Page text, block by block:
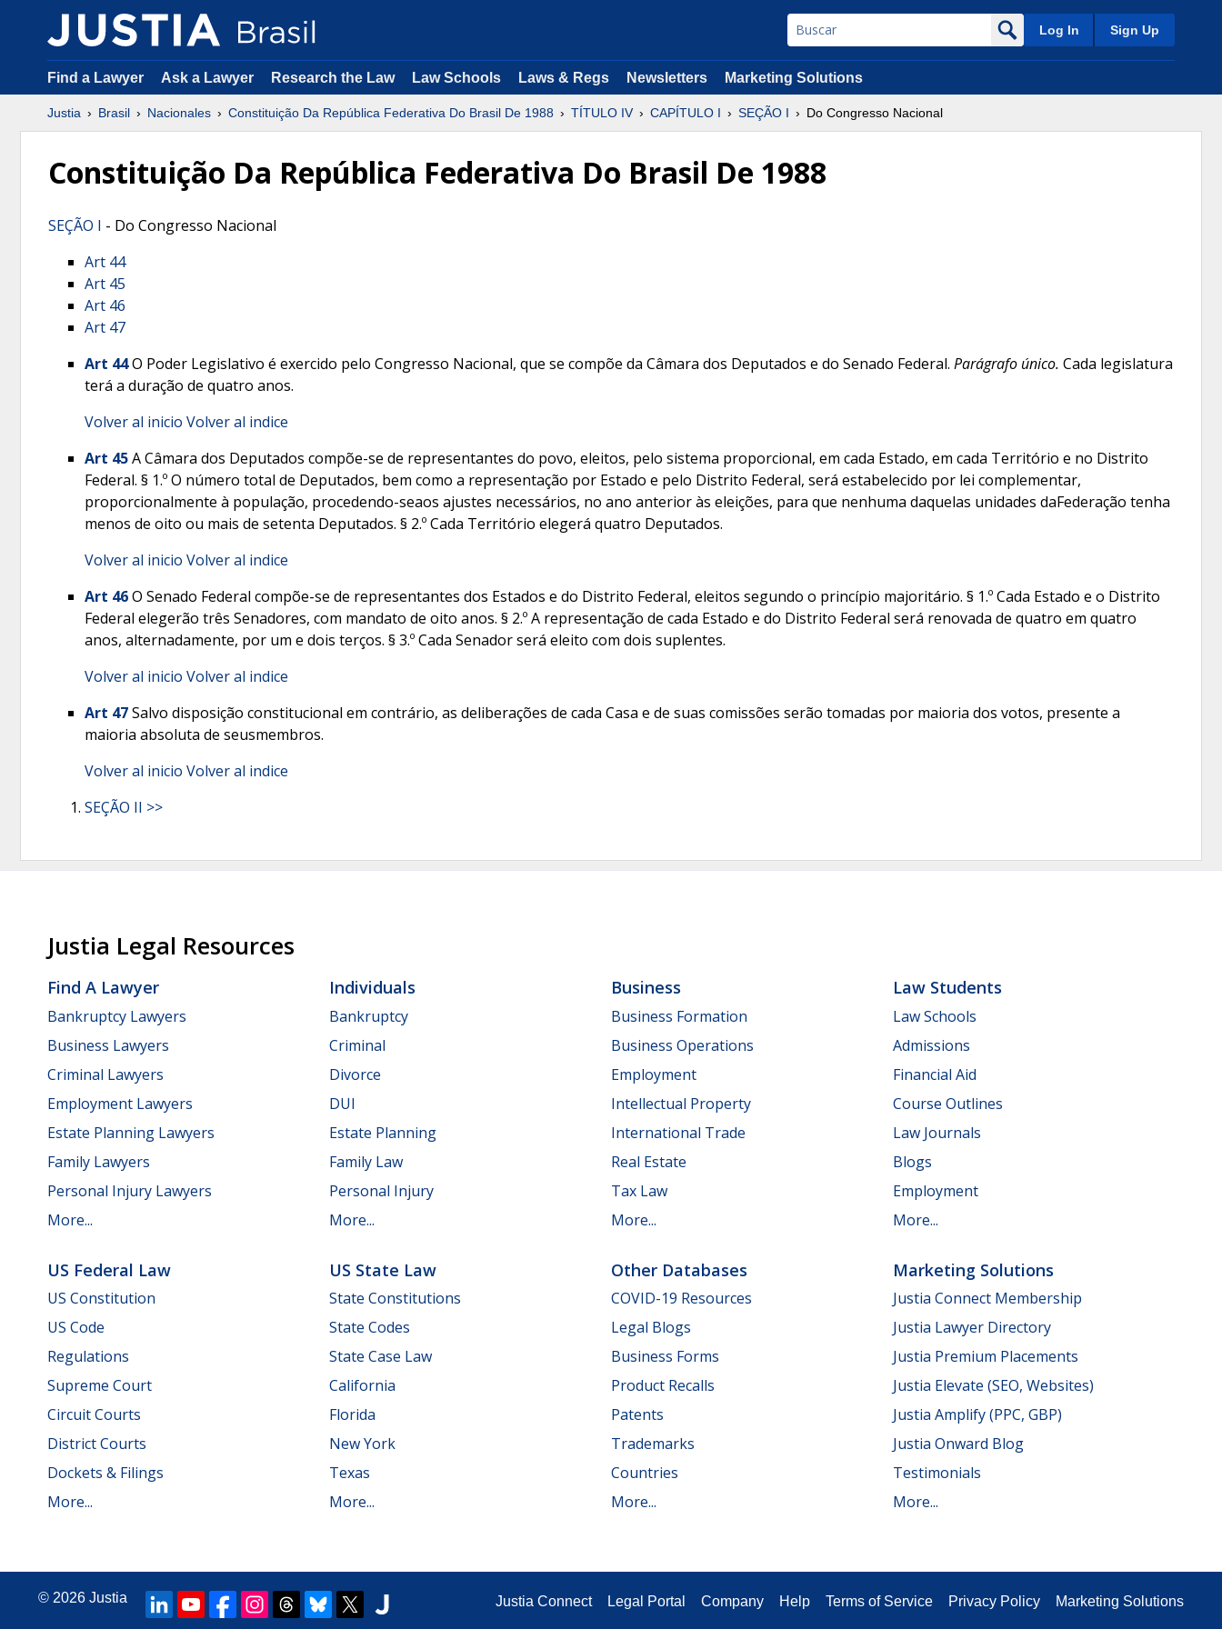
Log In Sign Up
Find a Lawyer Ask a Lawyer Research the Law Law Schools Laws & Regs Newsletters Marketing Solutions
Justia Brasil Nacionales Constituição Da República Federativa Do Brasil De 1988 TÍTULO IV CAPÍTULO I SEÇÃO I Do Congresso Nacional
Constituição Da República Federativa Do Brasil De 1988
SEÇÃO I - Do Congresso Nacional
Art 44
Art 45
Art 46
Art 47
Art 44O Poder Legislativo é exercido pelo Congresso Nacional, que se compõe da Câmara dos Deputados e do Senado Federal. Parágrafo único. Cada legislatura
terá a duração de quatro anos.
Volver al inicio Volver al indice
Art 45A Câmara dos Deputados compõe-se de representantes do povo, eleitos, pelo sistema proporcional, em cada Estado, em cada Território e no Distrito
Federal. § 1.º O número total de Deputados, bem como a representação por Estado e pelo Distrito Federal, será estabelecido por lei complementar,
proporcionalmente à população, procedendo-seaos ajustes necessários, no ano anterior às eleições, para que nenhuma daquelas unidades daFederação tenha
menos de oito ou mais de setenta Deputados. § 2.º Cada Território elegerá quatro Deputados.
Volver al inicio Volver al indice
Art 46O Senado Federal compõe-se de representantes dos Estados e do Distrito Federal, eleitos segundo o princípio majoritário. § 1.º Cada Estado e o Distrito
Federal elegerão três Senadores, com mandato de oito anos. § 2.º A representação de cada Estado e do Distrito Federal será renovada de quatro em quatro
anos, alternadamente, por um e dois terços. § 3.º Cada Senador será eleito com dois suplentes.
Volver al inicio Volver al indice
Art 47Salvo disposição constitucional em contrário, as deliberações de cada Casa e de suas comissões serão tomadas por maioria dos votos, presente a
maioria absoluta de seusmembros.
Volver al inicio Volver al indice
SEÇÃO II >>
Justia Legal Resources
Find A Lawyer
Bankruptcy Lawyers
Business Lawyers
Criminal Lawyers
Employment Lawyers
Estate Planning Lawyers
Family Lawyers
Personal Injury Lawyers
More...
Individuals
Bankruptcy
Criminal
Divorce
DUI
Estate Planning
Family Law
Personal Injury
More...
Business
Business Formation
Business Operations
Employment
Intellectual Property
International Trade
Real Estate
Tax Law
More...
Law Students
Law Schools
Admissions
Financial Aid
Course Outlines
Law Journals
Blogs
Employment
More...
US Federal Law
US Constitution
US Code
Regulations
Supreme Court
Circuit Courts
District Courts
Dockets & Filings
More...
US State Law
State Constitutions
State Codes
State Case Law
California
Florida
New York
Texas
More...
Other Databases
COVID-19 Resources
Legal Blogs
Business Forms
Product Recalls
Patents
Trademarks
Countries
More...
Marketing Solutions
Justia Connect Membership
Justia Lawyer Directory
Justia Premium Placements
Justia Elevate (SEO, Websites)
Justia Amplify (PPC, GBP)
Justia Onward Blog
Testimonials
More...
© 2026 Justia Justia Connect Legal Portal Company Help Terms of Service Privacy Policy Marketing Solutions